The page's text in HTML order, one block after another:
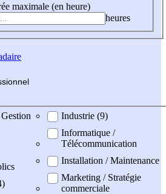
maximale (en heure)
heures
Industrie (9)
Informatique /
Télécommunication
Installation / Maintenance
Marketing / Stratégie
commerciale